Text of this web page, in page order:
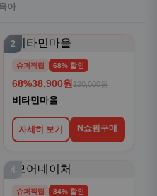
아
2
슈퍼적립 68% 할인
68%38,900원 120,000원
비타민마을
자세히 보기 N쇼핑구매
4
슈퍼적립 84% 할인